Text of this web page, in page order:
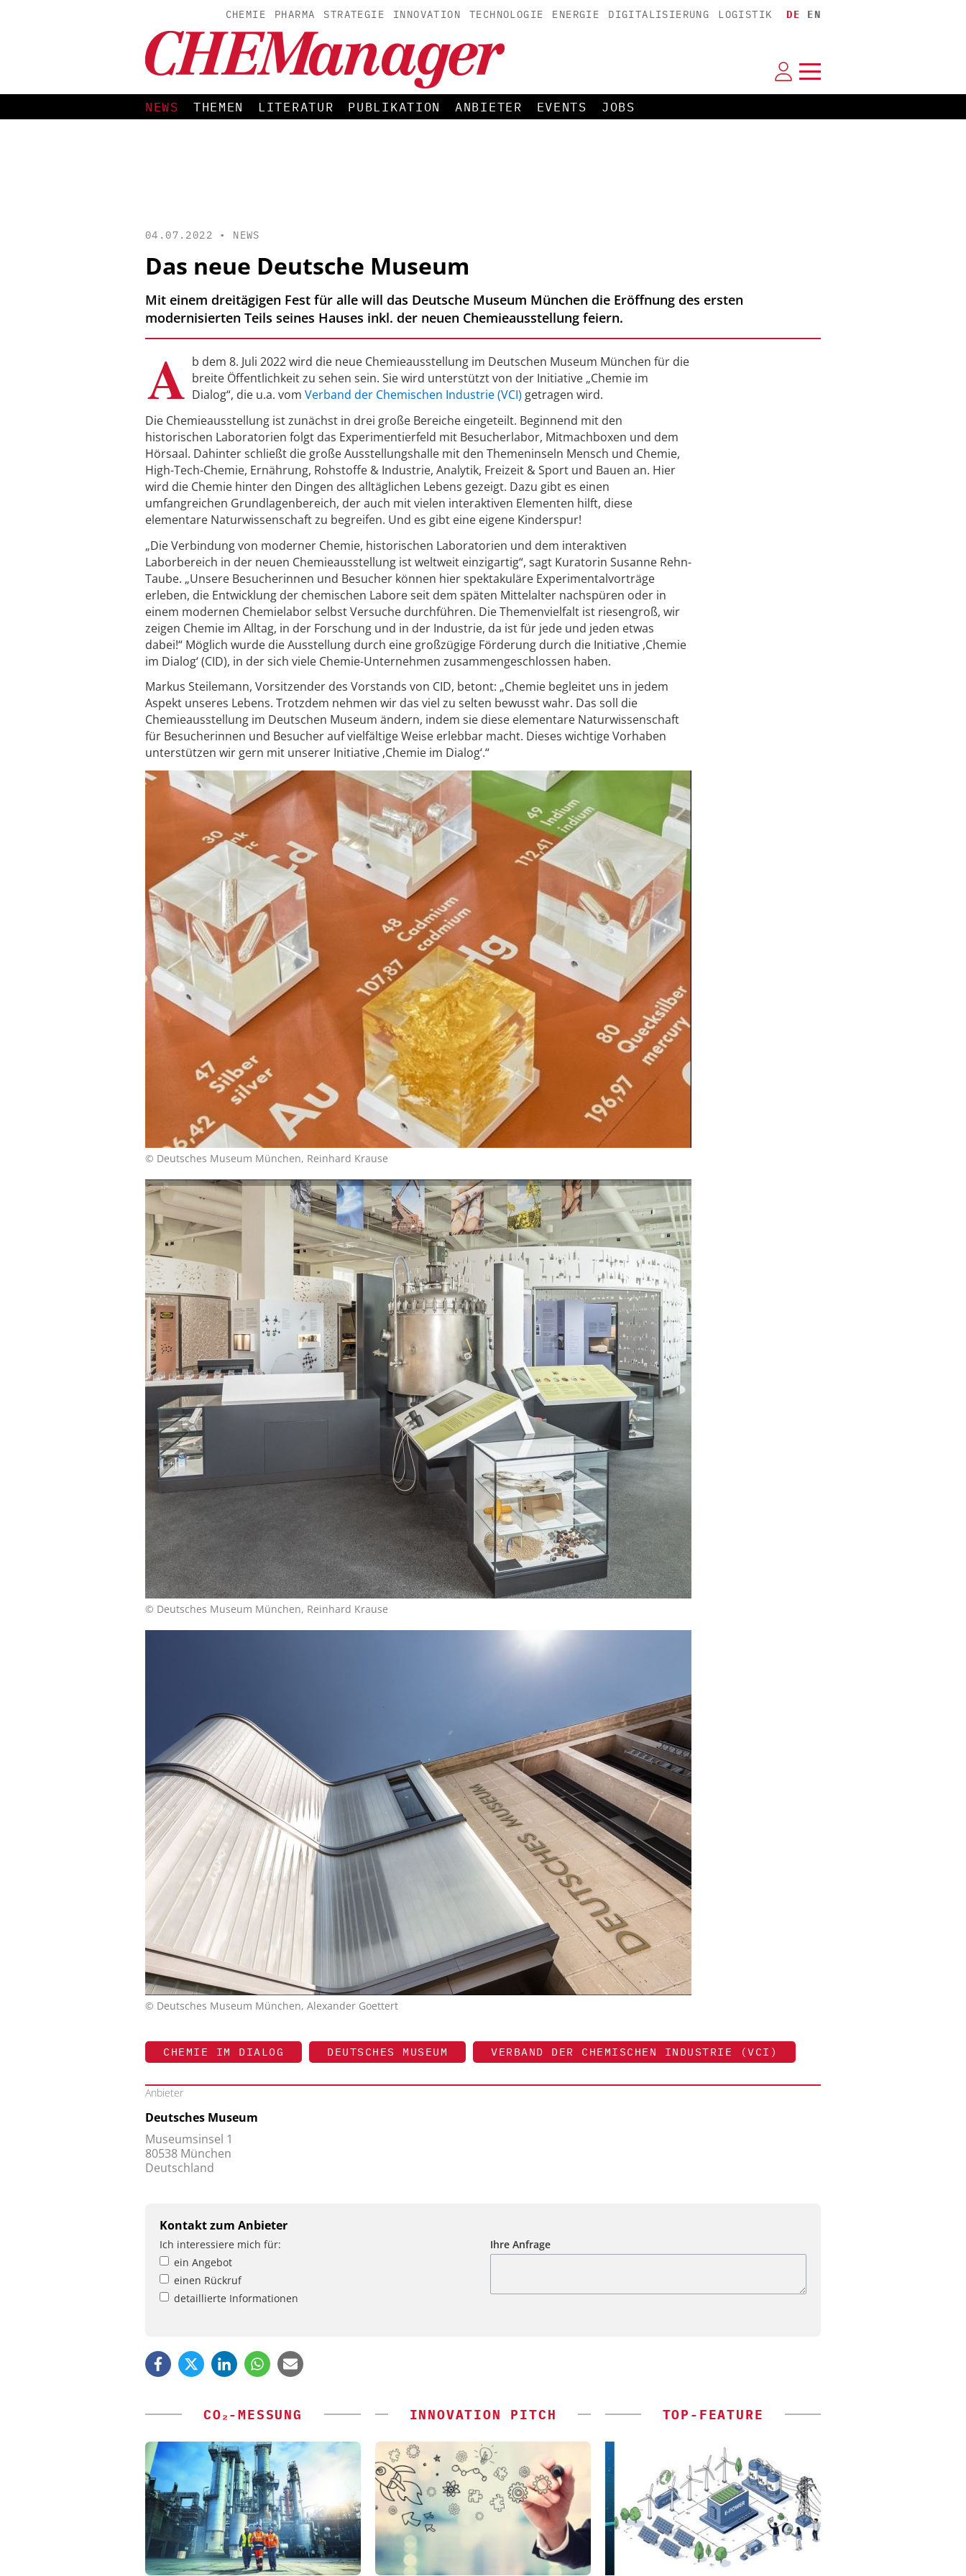
CHEMIE PHARMA STRATEGIE INNOVATION TECHNOLOGIE ENERGIE DIGITALISIERUNG LOGISTIK DE EN
NEWS THEMEN LITERATUR PUBLIKATION ANBIETER EVENTS JOBS
04.07.2022 • NEWS
Das neue Deutsche Museum
Mit einem dreitägigen Fest für alle will das Deutsche Museum München die Eröffnung des ersten
modernisierten Teils seines Hauses inkl. der neuen Chemieausstellung feiern.
A b dem 8. Juli 2022 wird die neue Chemieausstellung im Deutschen Museum München für die
breite Öffentlichkeit zu sehen sein. Sie wird unterstützt von der Initiative „Chemie im
Dialog“, die u.a. vom Verband der Chemischen Industrie (VCI) getragen wird.
Die Chemieausstellung ist zunächst in drei große Bereiche eingeteilt. Beginnend mit den
historischen Laboratorien folgt das Experimentierfeld mit Besucherlabor, Mitmachboxen und dem
Hörsaal. Dahinter schließt die große Ausstellungshalle mit den Themeninseln Mensch und Chemie,
High-Tech-Chemie, Ernährung, Rohstoffe & Industrie, Analytik, Freizeit & Sport und Bauen an. Hier
wird die Chemie hinter den Dingen des alltäglichen Lebens gezeigt. Dazu gibt es einen
umfangreichen Grundlagenbereich, der auch mit vielen interaktiven Elementen hilft, diese
elementare Naturwissenschaft zu begreifen. Und es gibt eine eigene Kinderspur!
„Die Verbindung von moderner Chemie, historischen Laboratorien und dem interaktiven
Laborbereich in der neuen Chemieausstellung ist weltweit einzigartig“, sagt Kuratorin Susanne Rehn-
Taube. „Unsere Besucherinnen und Besucher können hier spektakuläre Experimentalvorträge
erleben, die Entwicklung der chemischen Labore seit dem späten Mittelalter nachspüren oder in
einem modernen Chemielabor selbst Versuche durchführen. Die Themenvielfalt ist riesengroß, wir
zeigen Chemie im Alltag, in der Forschung und in der Industrie, da ist für jede und jeden etwas
dabei!“ Möglich wurde die Ausstellung durch eine großzügige Förderung durch die Initiative ‚Chemie
im Dialog‘ (CID), in der sich viele Chemie-Unternehmen zusammengeschlossen haben.
Markus Steilemann, Vorsitzender des Vorstands von CID, betont: „Chemie begleitet uns in jedem
Aspekt unseres Lebens. Trotzdem nehmen wir das viel zu selten bewusst wahr. Das soll die
Chemieausstellung im Deutschen Museum ändern, indem sie diese elementare Naturwissenschaft
für Besucherinnen und Besucher auf vielfältige Weise erlebbar macht. Dieses wichtige Vorhaben
unterstützen wir gern mit unserer Initiative ‚Chemie im Dialog‘.“
© Deutsches Museum München, Reinhard Krause
© Deutsches Museum München, Reinhard Krause
© Deutsches Museum München, Alexander Goettert
CHEMIE IM DIALOG DEUTSCHES MUSEUM VERBAND DER CHEMISCHEN INDUSTRIE (VCI)
Anbieter
Deutsches Museum
Museumsinsel 1
80538 München
Deutschland
Kontakt zum Anbieter
Ich interessiere mich für:
ein Angebot
einen Rückruf
detaillierte Informationen
Ihre Anfrage
CO₂-MESSUNG INNOVATION PITCH TOP-FEATURE